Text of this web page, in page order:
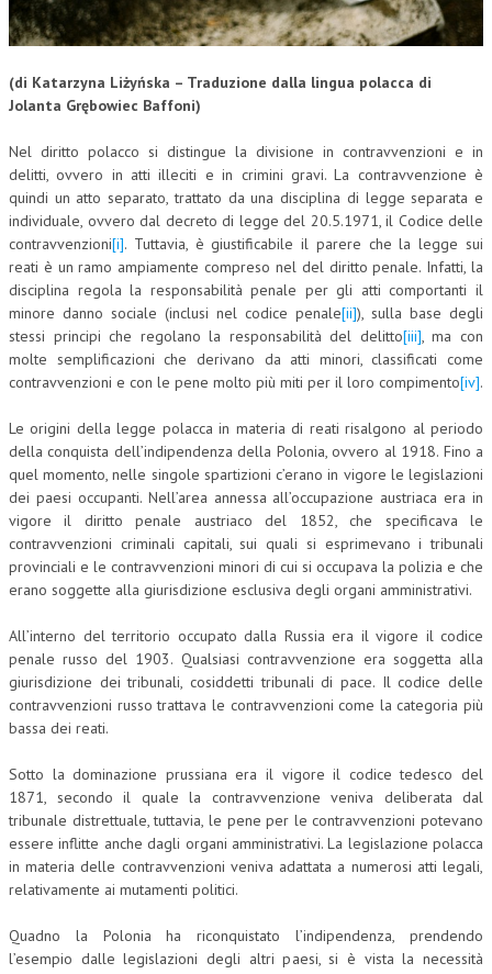
CORSI CE.S.E.D.
DIVENTA SOCIO
BROCHURE CE.S.E.D.
LA RIVISTA
LA RIVISTA
COMITATO SCIENTIFICO
COMITATO EDITORIALE
REDAZIONE
CODICE ETICO
AUTORI
COLLABORA CON NOI
ECONOMIA
ECONOMIA DELL’ARTE
INTERNAZIONALIZZAZIONE
HUMAN RESOURCES
RISORSE UMANE
MARKETING
TREASURY IN FINANCIAL SERVICES
RISK MANAGEMENT
SVILUPPO SOSTENIBILE
(di Katarzyna Liżyńska – Traduzione dalla lingua polacca di
Jolanta Grębowiec Baffoni)
Nel diritto polacco si distingue la divisione in contravvenzioni e in
delitti, ovvero in atti illeciti e in crimini gravi. La contravvenzione è
quindi un atto separato, trattato da una disciplina di legge separata e
individuale, ovvero dal decreto di legge del 20.5.1971, il Codice delle
contravvenzioni[i]. Tuttavia, è giustificabile il parere che la legge sui
reati è un ramo ampiamente compreso nel del diritto penale. Infatti, la
disciplina regola la responsabilità penale per gli atti comportanti il
minore danno sociale (inclusi nel codice penale[ii]), sulla base degli
stessi principi che regolano la responsabilità del delitto[iii], ma con
molte semplificazioni che derivano da atti minori, classificati come
contravvenzioni e con le pene molto più miti per il loro compimento[iv].
Le origini della legge polacca in materia di reati risalgono al periodo
della conquista dell’indipendenza della Polonia, ovvero al 1918. Fino a
quel momento, nelle singole spartizioni c’erano in vigore le legislazioni
dei paesi occupanti. Nell’area annessa all’occupazione austriaca era in
vigore il diritto penale austriaco del 1852, che specificava le
contravvenzioni criminali capitali, sui quali si esprimevano i tribunali
provinciali e le contravvenzioni minori di cui si occupava la polizia e che
erano soggette alla giurisdizione esclusiva degli organi amministrativi.
All’interno del territorio occupato dalla Russia era il vigore il codice
penale russo del 1903. Qualsiasi contravvenzione era soggetta alla
giurisdizione dei tribunali, cosiddetti tribunali di pace. Il codice delle
contravvenzioni russo trattava le contravvenzioni come la categoria più
bassa dei reati.
Sotto la dominazione prussiana era il vigore il codice tedesco del
1871, secondo il quale la contravvenzione veniva deliberata dal
tribunale distrettuale, tuttavia, le pene per le contravvenzioni potevano
essere inflitte anche dagli organi amministrativi. La legislazione polacca
in materia delle contravvenzioni veniva adattata a numerosi atti legali,
relativamente ai mutamenti politici.
Quadno la Polonia ha riconquistato l’indipendenza, prendendo
l’esempio dalle legislazioni degli altri paesi, si è vista la necessità